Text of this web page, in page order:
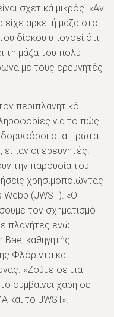
σχετικά μικρός. «Αν
είχε αρκετή μάζα στο
δίσκου υπονοεί ότι
τη μάζα του πολύ
με τους ερευνητές
περιπλανητικό
για το πώς
δορυφόροι στα πρώτα
οι ερευνητές.
την παρουσία του
χρησιμοποιώντας
Webb (JWST). «Ο
τον σχηματισμό
πλανήτες ενώ
Bae, καθηγητής
Φλόριντα και
«Ζούμε σε μια
συμβαίνει χάρη σε
και το JWST».